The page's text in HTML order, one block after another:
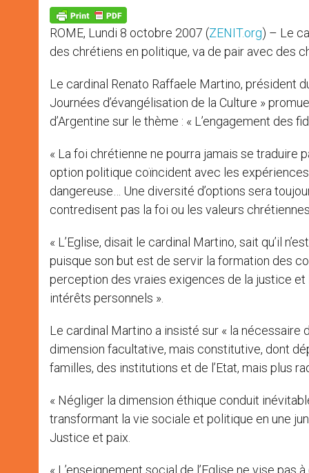
p
p
g
e
r
k
ROME, Lundi 8 octobre 2007 (ZENIT.org) – Le
des chrétiens en politique, va de pair avec des
Le cardinal Renato Raffaele Martino, président
Journées d’évangélisation de la Culture »
d’Argentine sur le thème : « L’engagement des
« La foi chrétienne ne pourra jamais se traduire
option politique coïncident avec les
dangereuse… Une diversité d’options sera
contredisent pas la foi ou les valeurs chrétiennes
« L’Eglise, disait le cardinal Martino, sait qu’il
puisque son but est de servir la formation des
perception des vraies exigences de la justice et
intérêts personnels ».
Le cardinal Martino a insisté sur « la
dimension facultative, mais constitutive, dont
familles, des institutions et de l’Etat, mais plus
« Négliger la dimension éthique conduit
transformant la vie sociale et politique en une
Justice et paix.
« L’enseignement social de l’Eglise ne vise